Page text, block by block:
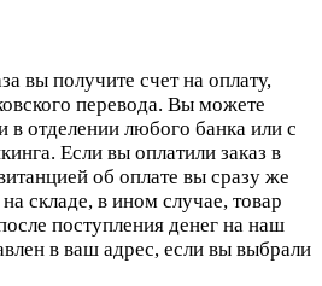
вы получите счет на оплату,
перевода. Вы можете
в отделении любого банка или с
Если вы оплатили заказ в
об оплате вы сразу же
складе, в ином случае, товар
поступления денег на наш
в ваш адрес, если вы выбрали